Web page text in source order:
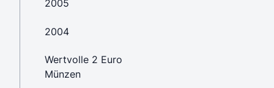
2005
2004
Wertvolle 2 Euro
Münzen